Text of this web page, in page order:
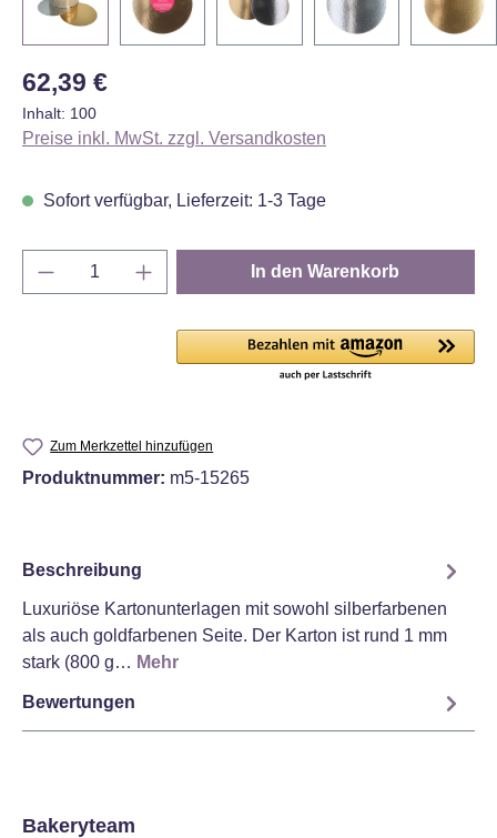
Regulärer Preis:
62,39 €
Inhalt: 100
Preise inkl. MwSt. zzgl. Versandkosten
Sofort verfügbar, Lieferzeit: 1-3 Tage
Produkt Anzahl: Gib den gewünschten
In den Warenkorb
Zum Merkzettel hinzufügen
Produktnummer: m5-15265
Beschreibung
Luxuriöse Kartonunterlagen mit sowohl silberfarbenen
als auch goldfarbenen Seite. Der Karton ist rund 1 mm
stark (800 g… Mehr
Bewertungen
Bakeryteam